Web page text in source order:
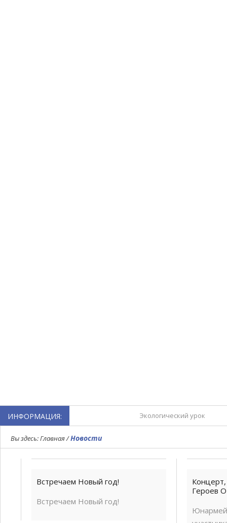
ИНФОРМАЦИЯ: Экологический урок
Вы здесь:Главная/Новости
Встречаем Новый год!
Встречаем Новый год!
Героев